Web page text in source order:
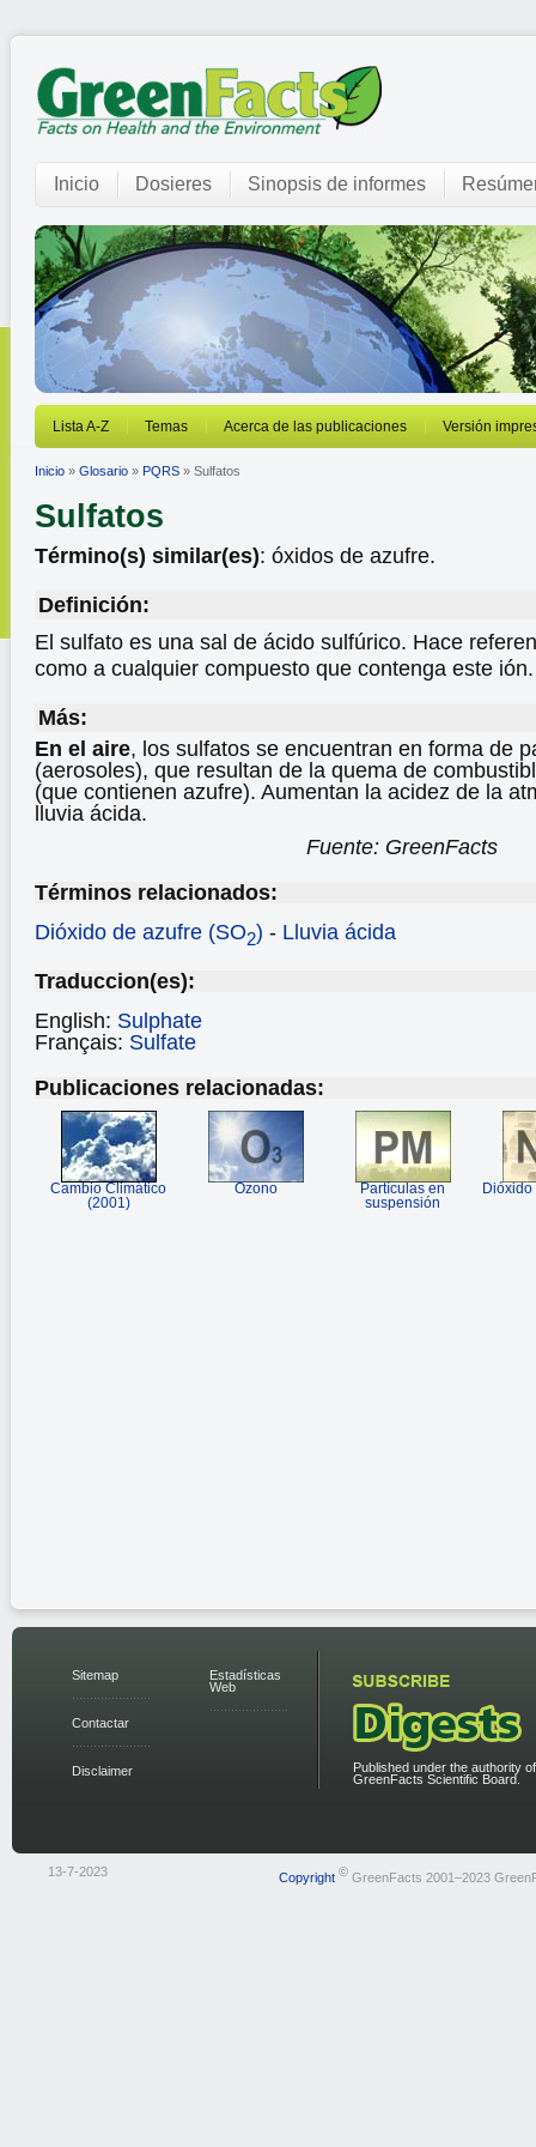
Inicio Dosieres Sinopsis de informes
Lista A-Z Temas Acerca de las publicaciones Versión
Inicio » Glosario » PQRS » Sulfatos
Sulfatos
Término(s) similar(es): óxidos de azufre.
Definición:
El sulfato es una sal de ácido sulfúrico. Hace
como a cualquier compuesto que contenga este ión.
Más:
En el aire, los sulfatos se encuentran en forma de
(aerosoles), que resultan de la quema de
(que contienen azufre). Aumentan la acidez de la
lluvia ácida.
Fuente: GreenFacts
Términos relacionados:
Dióxido de azufre (SO2) - Lluvia ácida
Traduccion(es):
English: Sulphate
Français: Sulfate
Publicaciones relacionadas:
Cambio Climático
(2001)
Ozono
Partículas en
suspensión
Sitemap
Contactar
Disclaimer
Estadísticas
Web
Published under the authority
GreenFacts Scientific Board.
13-7-2023 Copyright ©GreenFacts 2001–2023